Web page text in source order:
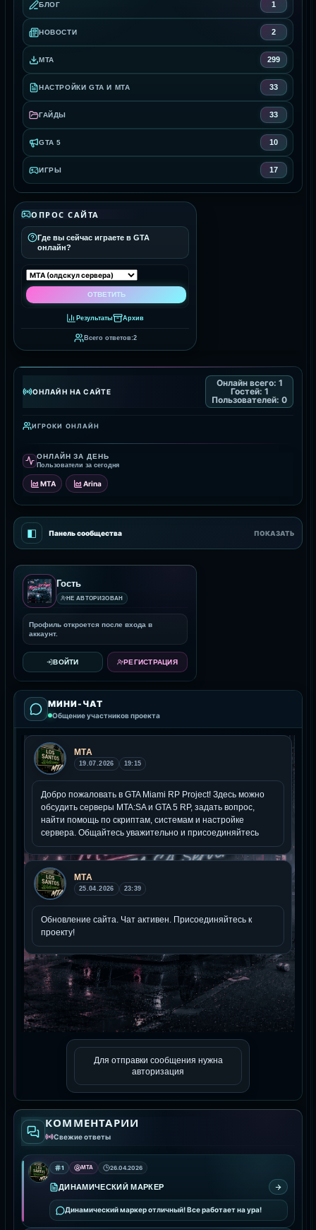
БЛОГ 1
НОВОСТИ 2
MTA 299
НАСТРОЙКИ GTA И MTA 33
ГАЙДЫ 33
GTA 5 10
ИГРЫ 17
ОПРОС САЙТА
Где вы сейчас играете в GTA
онлайн?
Результаты Архив
Всего ответов:2
ОНЛАЙН НА САЙТЕ
Онлайн всего: 1
Гостей: 1
Пользователей: 0
ИГРОКИ ОНЛАЙН
ОНЛАЙН ЗА ДЕНЬ
Пользователи за сегодня
MTA Arina
◧ Панель сообщества ПОКАЗАТЬ
Гость
НЕ АВТОРИЗОВАН
Профиль откроется после входа в
аккаунт.
ВОЙТИ РЕГИСТРАЦИЯ
МИНИ-ЧАТ
Общение участников проекта
Для отправки сообщения нужна
авторизация
КОММЕНТАРИИ
Свежие ответы
1 MTA 26.04.2026
ДИНАМИЧЕСКИЙ МАРКЕР
Динамический маркер отличный! Все работает на ура!